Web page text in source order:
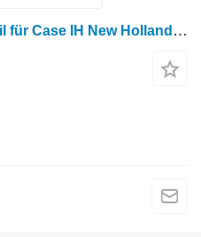
CNH 48162599 Magnetventil für Case IH New Holland Radtraktor